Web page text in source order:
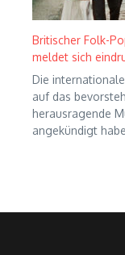
Britischer Folk-
meldet sich
Die
auf das
herausragende
angekündigt